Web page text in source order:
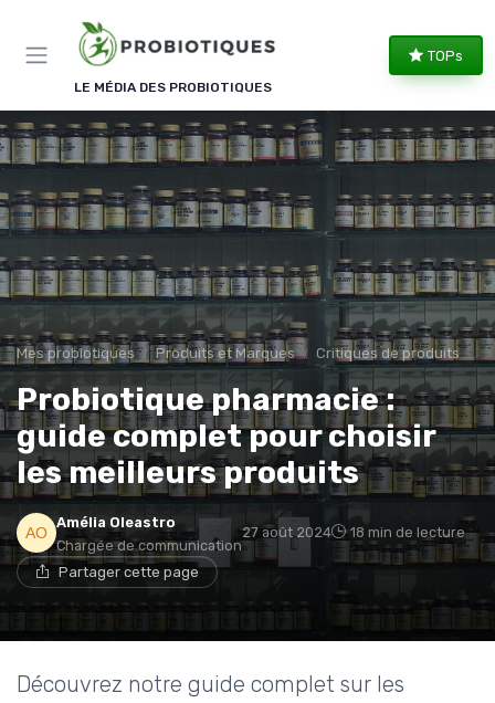
LE MÉDIA DES PROBIOTIQUES
TOPs
Mes probiotiques Produits et Marques Critiques de produits
Probiotique pharmacie :
guide complet pour choisir
les meilleurs produits
Amélia Oleastro
Chargée de communication
27 août 2024 18 min de lecture
Partager cette page
Découvrez notre guide complet sur les